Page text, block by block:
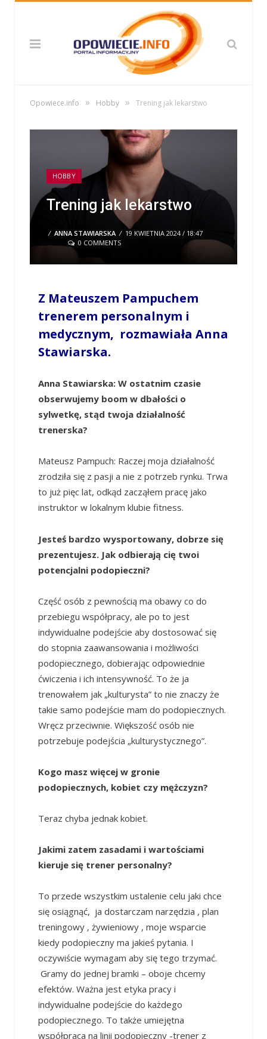
Opowiece.info » Hobby » Trening jak lekarstwo
HOBBY
Trening jak lekarstwo
/ ANNA STAWIARSKA / 19 KWIETNIA 2024 / 18:47
0 COMMENTS
Z Mateuszem Pampuchem
trenerem personalnym i
medycznym, rozmawiała Anna
Stawiarska.
Anna Stawiarska: W ostatnim czasie
obserwujemy boom w dbałości o
sylwetkę, stąd twoja działalność
trenerska?
Mateusz Pampuch: Raczej moja działalność
zrodziła się z pasji a nie z potrzeb rynku. Trwa
to już pięc lat, odkąd zacząłem pracę jako
instruktor w lokalnym klubie fitness.
Jesteś bardzo wysportowany, dobrze się
prezentujesz. Jak odbierają cię twoi
potencjalni podopieczni?
Część osób z pewnością ma obawy co do
przebiegu współpracy, ale po to jest
indywidualne podejście aby dostosować się
do stopnia zaawansowania i możliwości
podopiecznego, dobierając odpowiednie
ćwiczenia i ich intensywność. To że ja
trenowałem jak „kulturysta” to nie znaczy że
takie samo podejście mam do podopiecznych.
Wręcz przeciwnie. Większość osób nie
potrzebuje podejścia „kulturystycznego”.
Kogo masz więcej w gronie
podopiecznych, kobiet czy mężczyzn?
Teraz chyba jednak kobiet.
Jakimi zatem zasadami i wartościami
kieruje się trener personalny?
To przede wszystkim ustalenie celu jaki chce
się osiągnąć, ja dostarczam narzędzia , plan
treningowy ‚ żywieniowy , moje wsparcie
kiedy podopieczny ma jakieś pytania. I
oczywiście wymagam aby się tego trzymać.
Gramy do jednej bramki – oboje chcemy
efektów. Ważna jest etyka pracy i
indywidualne podejście do każdego
podopiecznego. To także umiejętna
współpraca na linii podopieczny -trener z